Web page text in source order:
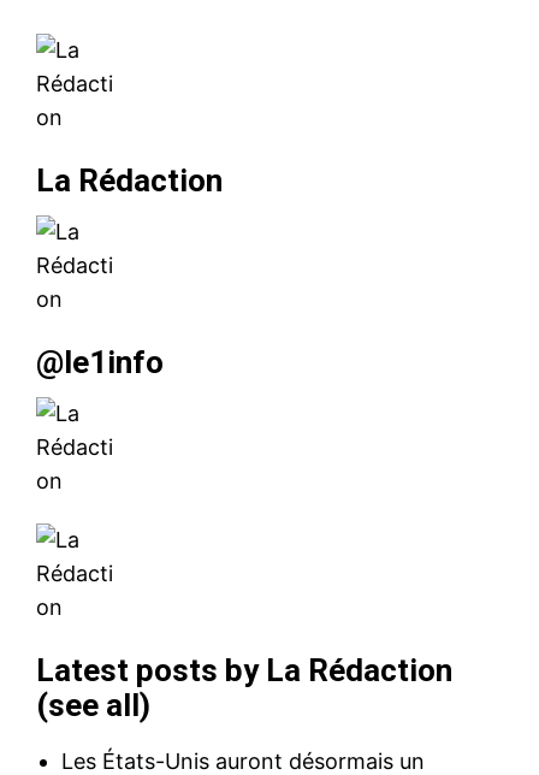
La Rédaction
@le1info
Latest posts by La Rédaction
(see all)
Les États-Unis auront désormais un